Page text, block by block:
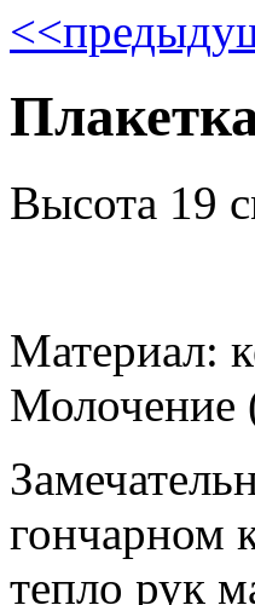
<<
Высота 19
Материал:
Молочение
гончарном
тепло рук